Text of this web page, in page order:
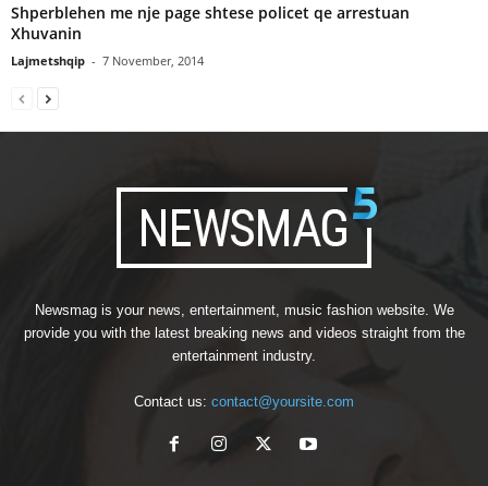
Shperblehen me nje page shtese policet qe arrestuan
Xhuvanin
Lajmetshqip - 7 November, 2014
Newsmag is your news, entertainment, music fashion website. We
provide you with the latest breaking news and videos straight from the
entertainment industry.
Contact us: contact@yoursite.com